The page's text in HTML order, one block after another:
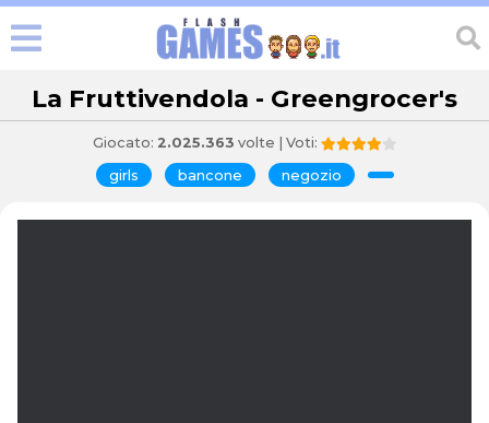
La Fruttivendola - Greengrocer's
Giocato: 2.025.363 volte | Voti:
girls bancone negozio